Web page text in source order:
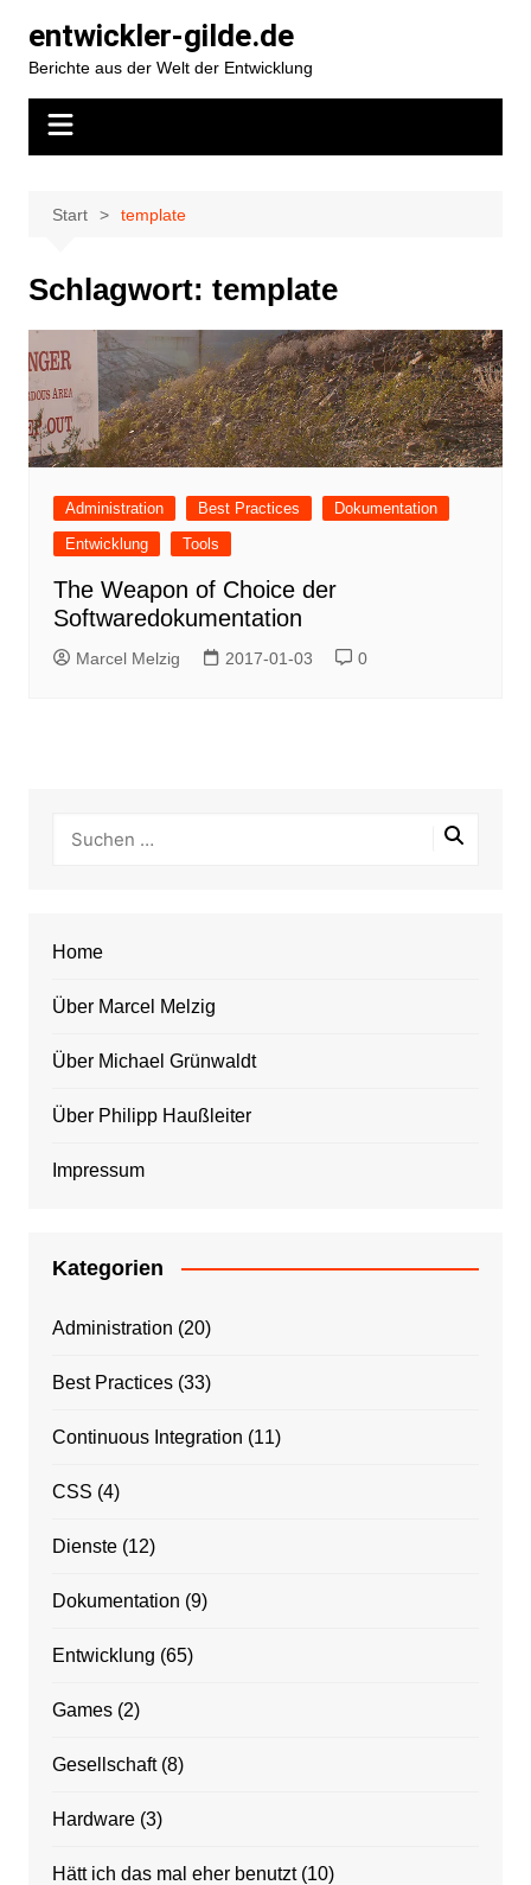
Inhalt
springen
entwickler-gilde.de
Berichte aus der Welt der Entwicklung
Start template
Schlagwort: template
Administration Best Practices
Dokumentation
Entwicklung
Tools
The Weapon of Choice der
Softwaredokumentation
Marcel Melzig 2017-01-03 0
Home
Über Marcel Melzig
Über Michael Grünwaldt
Über Philipp Haußleiter
Impressum
Kategorien
Administration (20)
Best Practices(33)
Continuous Integration (11)
CSS (4)
Dienste(12)
Dokumentation (9)
Entwicklung (65)
Games(2)
Gesellschaft(8)
Hardware(3)
Hätt ich das mal eher benutzt(10)